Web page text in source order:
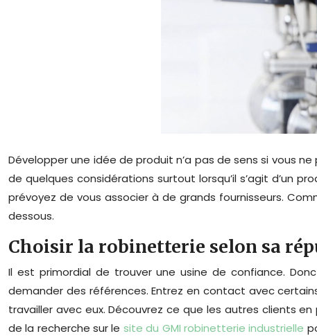
Développer une idée de produit n’a pas de sens si vous
de quelques considérations surtout lorsqu’il s’agit d’un
prévoyez de vous associer à de grands fournisseurs.
dessous.
Choisir la robinetterie selon sa
Il est primordial de trouver une usine de confiance.
demander des références. Entrez en contact avec
travailler avec eux. Découvrez ce que les autres clients
de la recherche sur le site du GMI robinetterie industrielle